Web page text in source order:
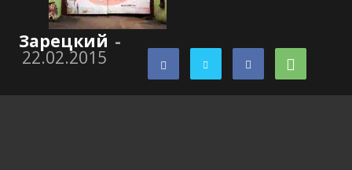
Зарецкий -
22.02.2015